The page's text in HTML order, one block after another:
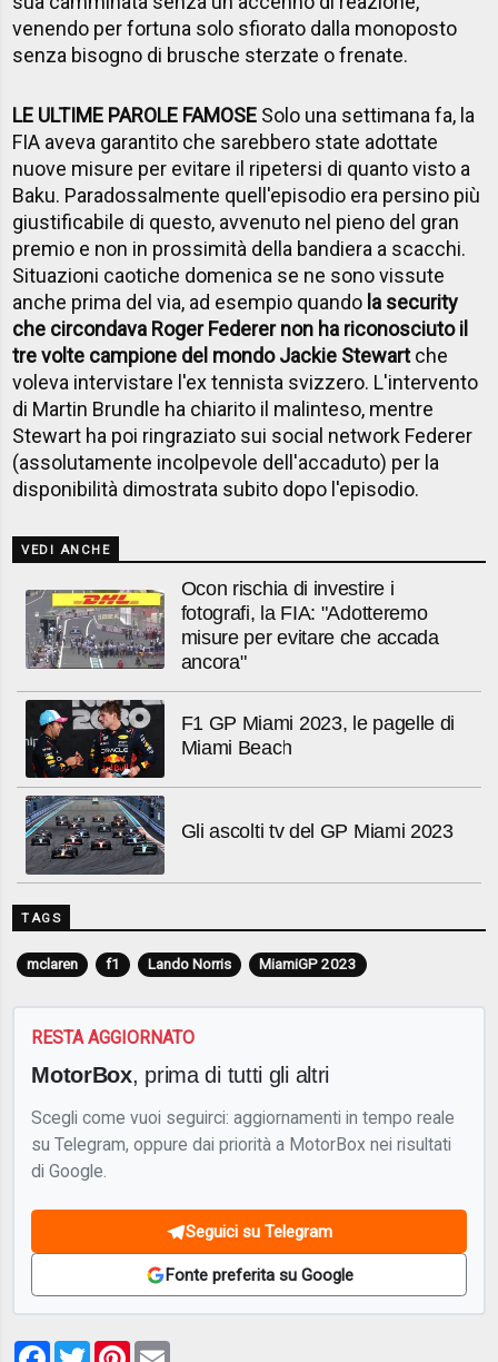
venendo per fortuna solo sfiorato dalla monoposto
senza bisogno di brusche sterzate o frenate.
LE ULTIME PAROLE FAMOSE Solo una settimana fa, la
FIA aveva garantito che sarebbero state adottate
nuove misure per evitare il ripetersi di quanto visto a
Baku. Paradossalmente quell'episodio era persino più
giustificabile di questo, avvenuto nel pieno del gran
premio e non in prossimità della bandiera a scacchi.
Situazioni caotiche domenica se ne sono vissute
anche prima del via, ad esempio quando la security
che circondava Roger Federer non ha riconosciuto il
tre volte campione del mondo Jackie Stewartche
voleva intervistare l'ex tennista svizzero. L'intervento
di Martin Brundle ha chiarito il malinteso, mentre
Stewart ha poi ringraziato sui social network Federer
(assolutamente incolpevole dell'accaduto) per la
disponibilità dimostrata subito dopo l'episodio.
VEDI ANCHE
Ocon rischia di investire i
fotografi, la FIA: "Adotteremo
misure per evitare che accada
ancora"
F1 GP Miami 2023, le pagelle di
Miami Beach
Gli ascolti tv del GP Miami 2023
TAGS
mclaren f1 Lando Norris MiamiGP 2023
RESTA AGGIORNATO
MotorBox, prima di tutti gli altri
Scegli come vuoi seguirci: aggiornamenti in tempo reale
su Telegram, oppure dai priorità a MotorBox nei risultati
di Google.
Seguici su Telegram
Fonte preferita su Google
Facebook
TwitterPinterest